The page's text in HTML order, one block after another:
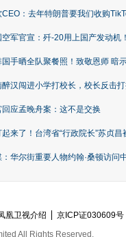
CEO：去年特朗普要我们收购
空军官宣：歼-20用上国产发动机！
国手晒全队聚餐照！致敬恩师 暗
醉汉闯进小学打校长，校长反击
回应孟晚舟案：这不是交换
起来了！台湾省“行政院长”苏贞
：华尔街重要人物约翰·桑顿访问
凰卫视介绍 京ICP证030609号
All Rights Reserved.